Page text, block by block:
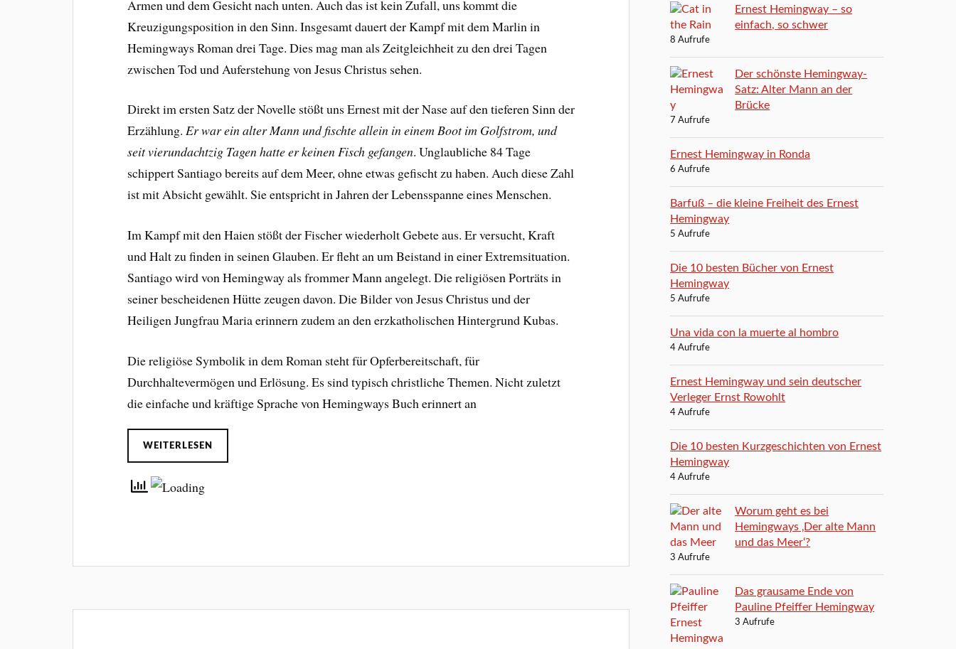
Armen und dem Gesicht nach unten. Auch das ist kein Zufall, uns kommt die
Kreuzigungsposition in den Sinn. Insgesamt dauert der Kampf mit dem Marlin in
Hemingways Roman drei Tage. Dies mag man als Zeitgleichheit zu den drei Tagen
zwischen Tod und Auferstehung von Jesus Christus sehen.
Direkt im ersten Satz der Novelle stößt uns Ernest mit der Nase auf den tieferen Sinn der
Erzählung. Er war ein alter Mann und fischte allein in einem Boot im Golfstrom, und
seit vierundachtzig Tagen hatte er keinen Fisch gefangen. Unglaubliche 84 Tage
schippert Santiago bereits auf dem Meer, ohne etwas gefischt zu haben. Auch diese Zahl
ist mit Absicht gewählt. Sie entspricht in Jahren der Lebensspanne eines Menschen.
Im Kampf mit den Haien stößt der Fischer wiederholt Gebete aus. Er versucht, Kraft
und Halt zu finden in seinen Glauben. Er fleht an um Beistand in einer Extremsituation.
Santiago wird von Hemingway als frommer Mann angelegt. Die religiösen Porträts in
seiner bescheidenen Hütte zeugen davon. Die Bilder von Jesus Christus und der
Heiligen Jungfrau Maria erinnern zudem an den erzkatholischen Hintergrund Kubas.
Die religiöse Symbolik in dem Roman steht für Opferbereitschaft, für
Durchhaltevermögen und Erlösung. Es sind typisch christliche Themen. Nicht zuletzt
die einfache und kräftige Sprache von Hemingways Buch erinnert an
WEITERLESEN
Ernest Hemingway – so
einfach, so schwer
8 Aufrufe
Der schönste Hemingway-
Satz: Alter Mann an der
Brücke
7 Aufrufe
Ernest Hemingway in Ronda
6 Aufrufe
Barfuß – die kleine Freiheit des Ernest
Hemingway
5 Aufrufe
Die 10 besten Bücher von Ernest
Hemingway
5 Aufrufe
Una vida con la muerte al hombro
4 Aufrufe
Ernest Hemingway und sein deutscher
Verleger Ernst Rowohlt
4 Aufrufe
Die 10 besten Kurzgeschichten von Ernest
Hemingway
4 Aufrufe
Worum geht es bei
Hemingways ‚Der alte Mann
und das Meer‘?
3 Aufrufe
Das grausame Ende von
Pauline Pfeiffer Hemingway
3 Aufrufe